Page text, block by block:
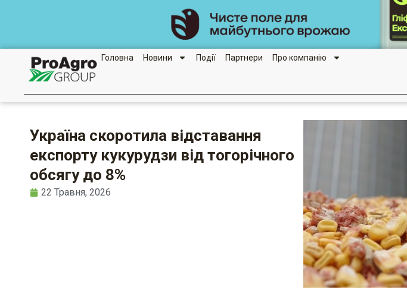
Головна Новини Події Партнери Про компанію
Україна скоротила відставання
експорту кукурудзи від тогорічного
обсягу до 8%
22 Травня, 2026